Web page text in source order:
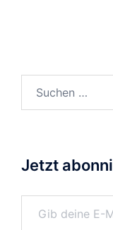
nach:
Jetzt
Gib deine E-Mail-Adresse ein ...